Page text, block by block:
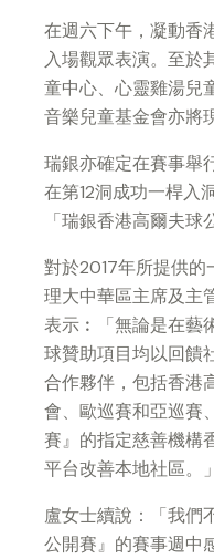
在週六下午，凝動香
入場觀眾表演。至於
童中心、心靈雞湯兒
音樂兒童基金會亦將
瑞銀亦確定在賽事舉
在第12洞成功一桿入
「瑞銀香港高爾夫球
對於2017年所提供的
理大中華區主席及主
表示︰「無論是在藝
球贊助項目均以回饋
合作夥伴，包括香港
會、歐巡賽和亞巡賽
賽』的指定慈善機構
平台改善本地社區。」
盧女士續說：「我們
公開賽』的賽事週中